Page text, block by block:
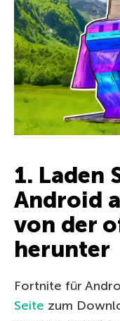
1. Laden
Android
von der
herunter
Fortnite für
Seite zum